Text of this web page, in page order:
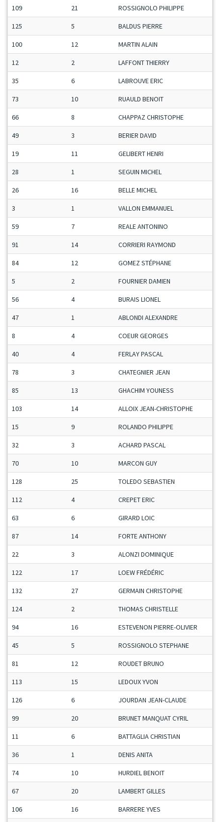
109 21 ROSSIGNOLO PHILIPPE
125 5 BALDUS PIERRE
100 12 MARTIN ALAIN
12 2 LAFFONT THIERRY
35 6 LABROUVE ERIC
73 10 RUAULD BENOIT
66 8 CHAPPAZ CHRISTOPHE
49 3 BERIER DAVID
19 11 GELIBERT HENRI
28 1 SEGUIN MICHEL
26 16 BELLE MICHEL
3 1 VALLON EMMANUEL
59 7 REALE ANTONINO
91 14 CORRIERI RAYMOND
84 12 GOMEZ STÉPHANE
5 2 FOURNIER DAMIEN
56 4 BURAIS LIONEL
47 1 ABLONDI ALEXANDRE
8 4 COEUR GEORGES
40 4 FERLAY PASCAL
78 3 CHATEGNIER JEAN
85 13 GHACHIM YOUNESS
103 14 ALLOIX JEAN-CHRISTOPHE
15 9 ROLANDO PHILIPPE
32 3 ACHARD PASCAL
70 10 MARCON GUY
128 25 TOLEDO SEBASTIEN
112 4 CREPET ERIC
63 6 GIRARD LOIC
87 14 FORTE ANTHONY
22 3 ALONZI DOMINIQUE
122 17 LOEW FRÉDÉRIC
132 27 GERMAIN CHRISTOPHE
124 2 THOMAS CHRISTELLE
94 16 ESTEVENON PIERRE-OLIVIER
45 5 ROSSIGNOLO STEPHANE
81 12 ROUDET BRUNO
113 15 LEDOUX YVON
126 6 JOURDAN JEAN-CLAUDE
99 20 BRUNET MANQUAT CYRIL
11 6 BATTAGLIA CHRISTIAN
36 1 DENIS ANITA
74 10 HURDIEL BENOIT
67 20 LAMBERT GILLES
106 16 BARRERE YVES